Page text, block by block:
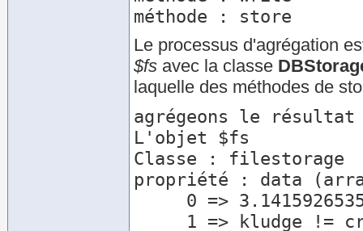
Le processus d'agrégation
$fs avec la classe
laquelle des méthodes de
agrégeons le résultat
L'objet $fs
Classe : filestorage
propriété : data